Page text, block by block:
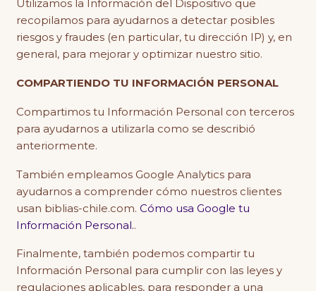
Utilizamos la Información del Dispositivo que
recopilamos para ayudarnos a detectar posibles
riesgos y fraudes (en particular, tu dirección IP) y, en
general, para mejorar y optimizar nuestro sitio.
COMPARTIENDO TU INFORMACIÓN PERSONAL
Compartimos tu Información Personal con terceros
para ayudarnos a utilizarla como se describió
anteriormente.
También empleamos Google Analytics para
ayudarnos a comprender cómo nuestros clientes
usan biblias-chile.com. Cómo usa Google tu
Información Personal..
Finalmente, también podemos compartir tu
Información Personal para cumplir con las leyes y
regulaciones aplicables, para responder a una